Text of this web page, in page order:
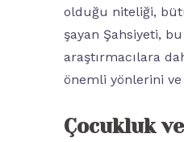
olduğu niteliği,
şayan Şahsiyeti,
araştırmacılara
önemli yönlerini ve
Çocukluk